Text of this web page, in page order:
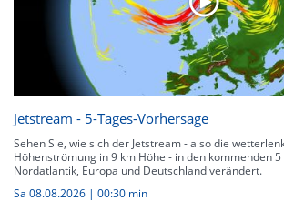
Jetstream - 5-Tages-Vorhersage
Sehen Sie, wie sich der Jetstream - also die
Höhenströmung in 9 km Höhe - in den kommenden
Nordatlantik, Europa und Deutschland verändert.
Sa 08.08.2026 | 00:30 min